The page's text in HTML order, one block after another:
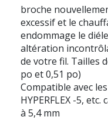
broche
excessif et le
endommage le
altération
de votre fil. Tailles
po et 0,51 po)
Compatible avec
HYPERFLEX -5,
à 5,4 mm